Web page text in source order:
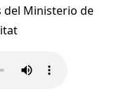
del Ministerio de